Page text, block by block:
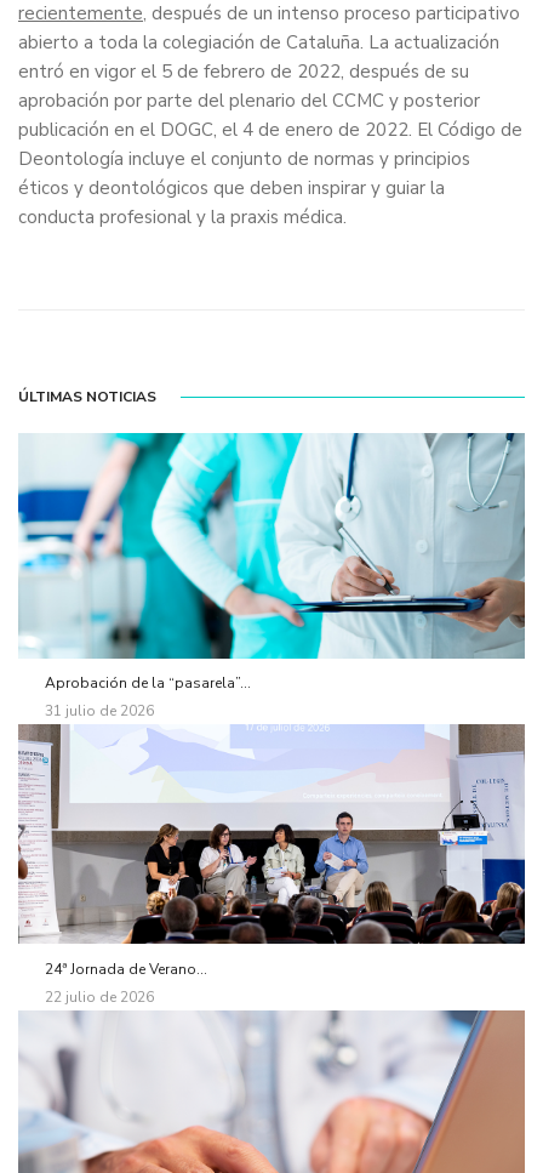
recientemente, después de un intenso proceso participativo
abierto a toda la colegiación de Cataluña. La actualización
entró en vigor el 5 de febrero de 2022, después de su
aprobación por parte del plenario del CCMC y posterior
publicación en el DOGC, el 4 de enero de 2022. El Código de
Deontología incluye el conjunto de normas y principios
éticos y deontológicos que deben inspirar y guiar la
conducta profesional y la praxis médica.
ÚLTIMAS NOTICIAS
Aprobación de la “pasarela”...
31 julio de 2026
24ª Jornada de Verano...
22 julio de 2026